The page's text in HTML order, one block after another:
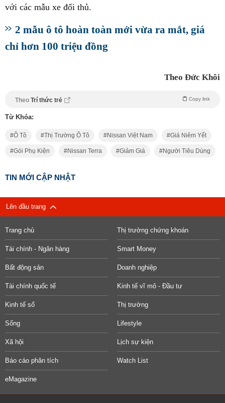
với các mẫu xe đối thủ.
2 mẫu ô tô hoàn toàn mới vừa ra mắt, giá
chỉ hơn 100 triệu đồng
Theo Đức Khôi
Theo Trí thức trẻ Copy link
Từ Khóa:
Ô Tô Thị Trường Ô Tô Nissan Việt Nam Giá Niêm Yết
Gói Phụ Kiện Nissan Terra Giảm Giá Người Tiêu Dùng
TIN MỚI CẬP NHẬT
Lên đầu trang
Trang chủ Thị trường chứng khoán
Tài chính - Ngân hàng Smart Money
Bất động sản Doanh nghiệp
Tài chính quốc tế Kinh tế vĩ mô - Đầu tư
Kinh tế số Thị trường
Sống Lifestyle
Xã hội Lịch sự kiện
Báo cáo phân tích Watch List
eMagazine